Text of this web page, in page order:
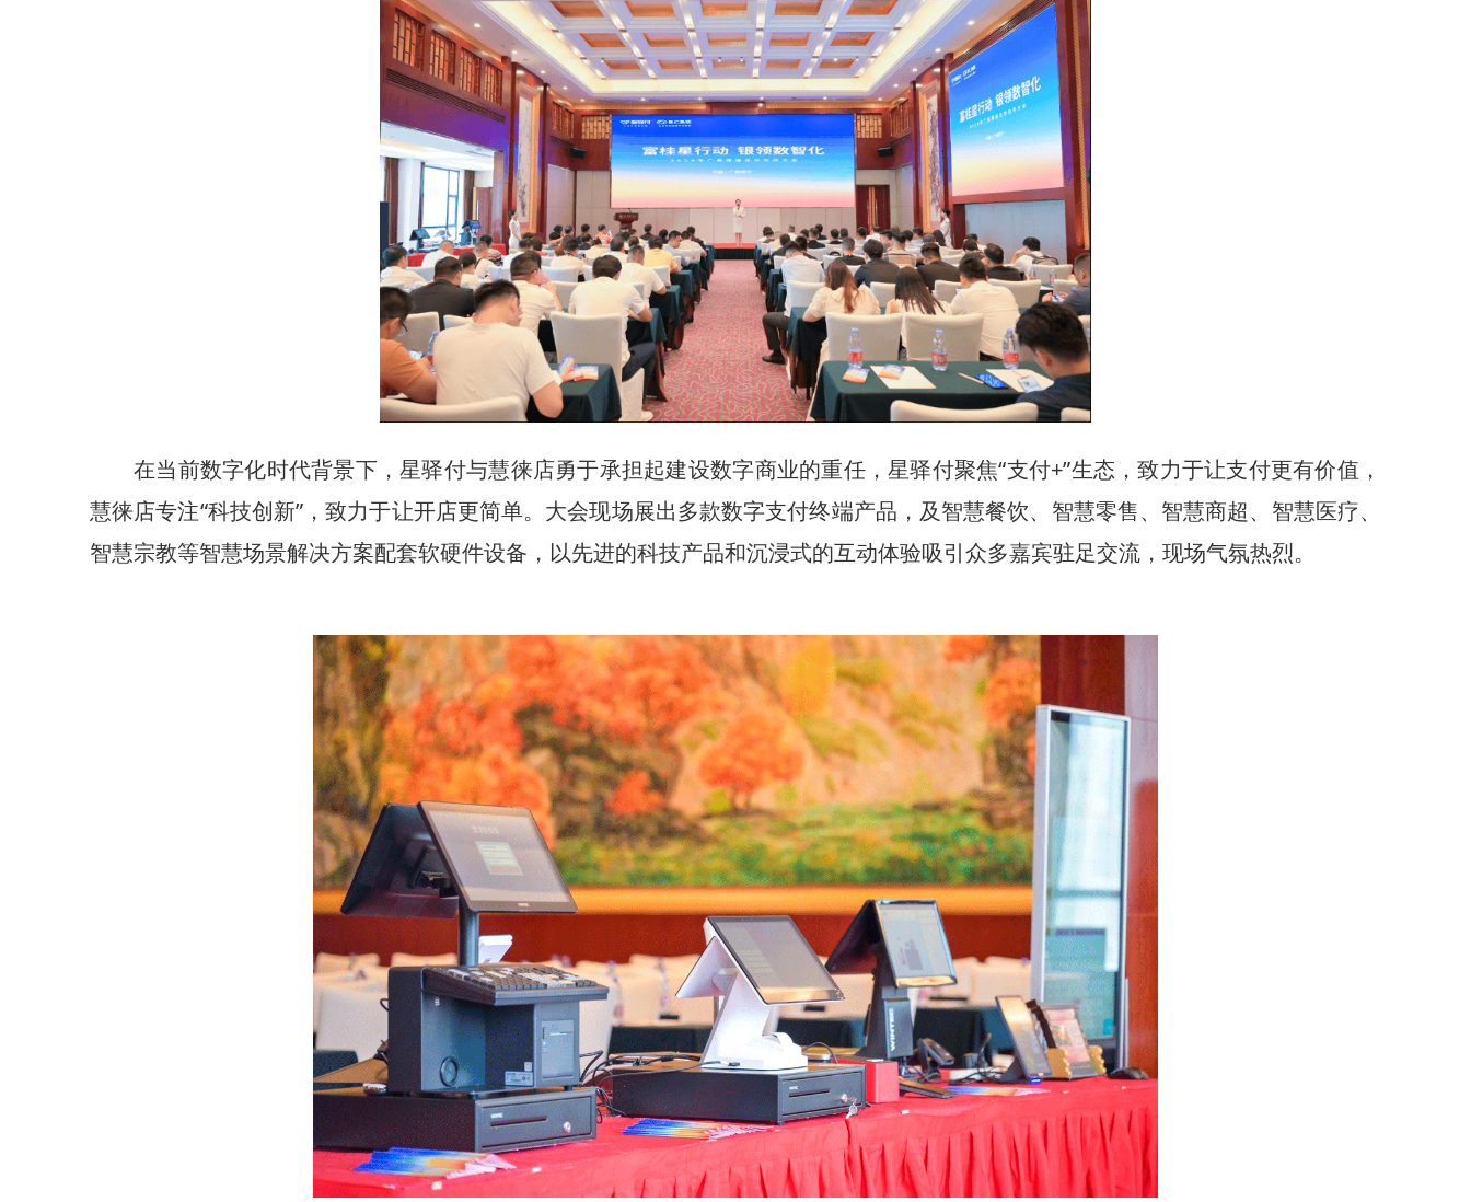
在当前数字化时代背景下，星驿付与慧徕店勇于承担起建设数字商业的重任，星驿付聚焦“支付+”生态，致力于让支付更有价值，
慧徕店专注“科技创新”，致力于让开店更简单。大会现场展出多款数字支付终端产品，及智慧餐饮、智慧零售、智慧商超、智慧医疗、
智慧宗教等智慧场景解决方案配套软硬件设备，以先进的科技产品和沉浸式的互动体验吸引众多嘉宾驻足交流，现场气氛热烈。